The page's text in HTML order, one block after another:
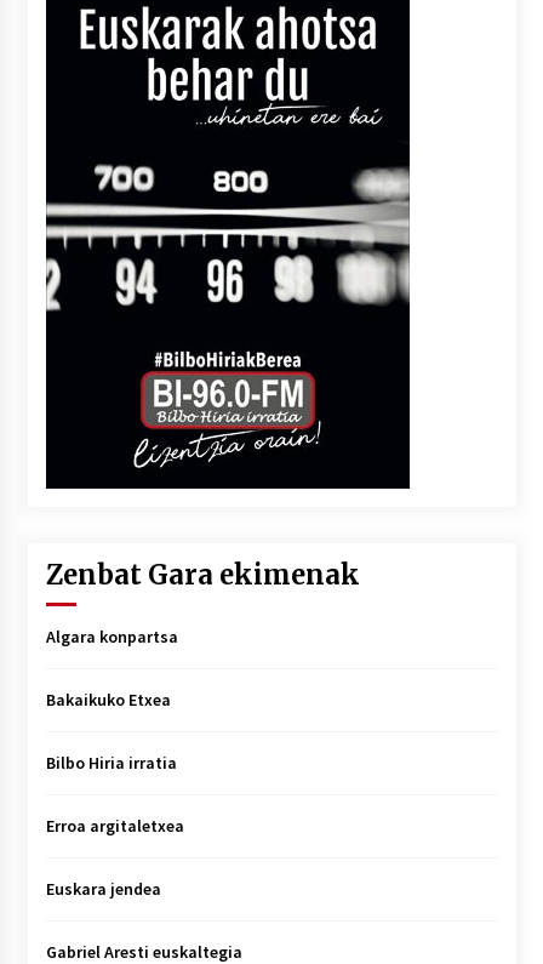
Zenbat Gara ekimenak
Algara konpartsa
Bakaikuko Etxea
Bilbo Hiria irratia
Erroa argitaletxea
Euskara jendea
Gabriel Aresti euskaltegia